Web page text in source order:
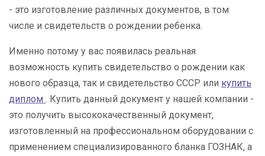
- это изготовление различных документов, в том
числе и свидетельств о рождении ребенка.
Именно потому у вас появилась реальная
возможность купить свидетельство о рождении как
нового образца, так и свидетельство СССР или купить
диплом . Купить данный документ у нашей компании -
это получить высококачественный документ,
изготовленный на профессиональном оборудовании с
применением специализированного бланка ГОЗНАК, а